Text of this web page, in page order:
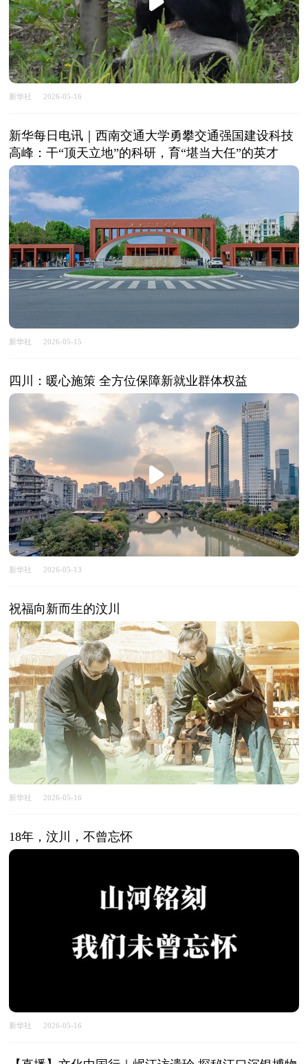
新华社 2026-05-16
新华每日电讯｜西南交通大学勇攀交通强国建设科技
高峰：干“顶天立地”的科研，育“堪当大任”的英才
新华社 2026-05-15
四川：暖心施策 全方位保障新就业群体权益
新华社 2026-05-13
祝福向新而生的汶川
新华社 2026-05-16
18年，汶川，不曾忘怀
新华社 2026-05-16